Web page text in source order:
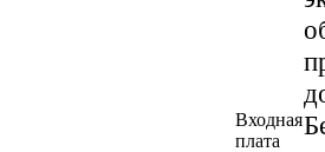
Входная
плата